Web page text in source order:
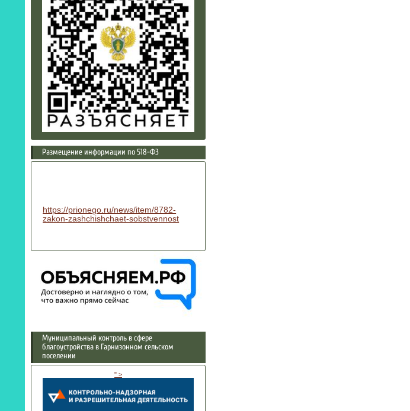
Размещение информации по 518-ФЗ
https://prionego.ru/news/item/8782-
zakon-zashchishchaet-sobstvennost
Муниципальный контроль в сфере
благоустройства в Гарнизонном сельском
поселении
" >